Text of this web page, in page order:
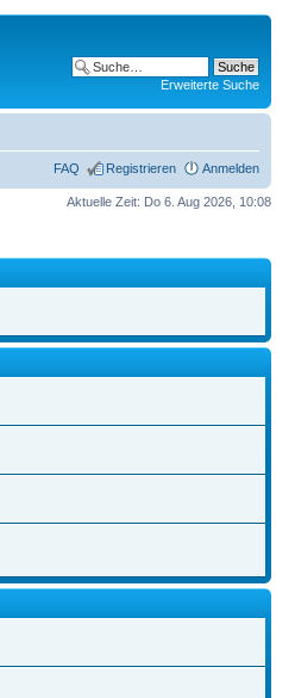
Erweiterte Suche
FAQ Registrieren Anmelden
Aktuelle Zeit: Do 6. Aug 2026, 10:08